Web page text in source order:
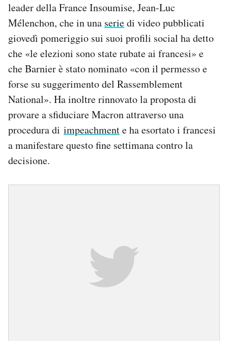
leader della France Insoumise, Jean-Luc
Mélenchon, che in una seriedi video pubblicati
giovedì pomeriggio sui suoi profili social ha detto
che «le elezioni sono state rubate ai francesi» e
che Barnier è stato nominato «con il permesso e
forse su suggerimento del Rassemblement
National». Ha inoltre rinnovato la proposta di
provare a sfiduciare Macron attraverso una
procedura di impeachmente ha esortato i francesi
a manifestare questo fine settimana contro la
decisione.